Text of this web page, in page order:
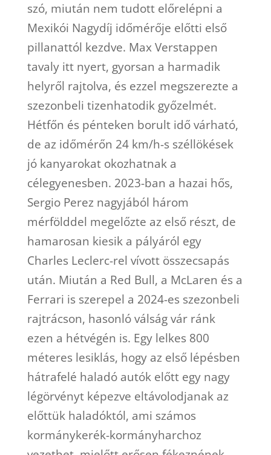
szó, miután nem tudott előrelépni a
Mexikói Nagydíj időmérője előtti első
pillanattól kezdve. Max Verstappen
tavaly itt nyert, gyorsan a harmadik
helyről rajtolva, és ezzel megszerezte a
szezonbeli tizenhatodik győzelmét.
Hétfőn és pénteken borult idő várható,
de az időmérőn 24 km/h-s széllökések
jó kanyarokat okozhatnak a
célegyenesben. 2023-ban a hazai hős,
Sergio Perez nagyjából három
mérfölddel megelőzte az első részt, de
hamarosan kiesik a pályáról egy
Charles Leclerc-rel vívott összecsapás
után. Miután a Red Bull, a McLaren és a
Ferrari is szerepel a 2024-es szezonbeli
rajtrácson, hasonló válság vár ránk
ezen a hétvégén is. Egy lelkes 800
méteres lesiklás, hogy az első lépésben
hátrafelé haladó autók előtt egy nagy
légörvényt képezve eltávolodjanak az
előttük haladóktól, ami számos
kormánykerék-kormányharchoz